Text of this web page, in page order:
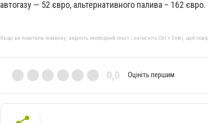
автогазу — 52 євро, альтернативного палива – 162 євро.
Якщо ви помітили помилку, виділіть необхідний текст і натисніть Ctrl + Enter, щоб
0,0 Оцініть першим